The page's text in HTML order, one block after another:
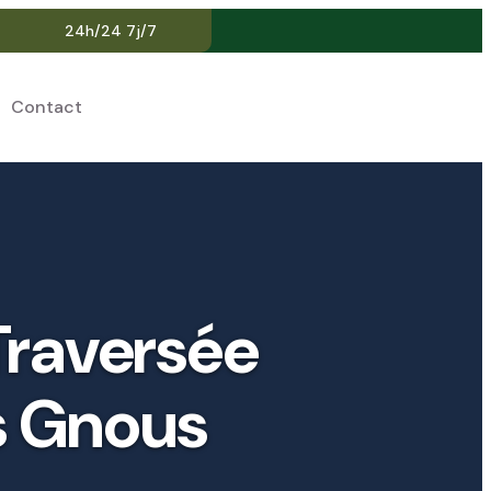
24h/24 7j/7
Contact
Gnous